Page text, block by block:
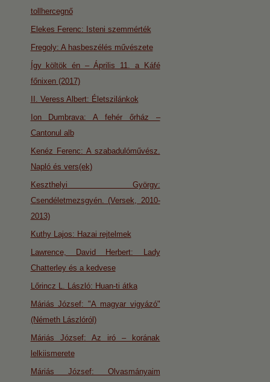
tollhercegnő
Elekes Ferenc: Isteni szemmérték
Fregoly: A hasbeszélés művészete
Így költök én – Április 11. a Káfé
főnixen (2017)
II. Veress Albert: Életszilánkok
Ion Dumbrava: A fehér őrház –
Cantonul alb
Kenéz Ferenc: A szabadulóművész.
Napló és vers(ek)
Keszthelyi György:
Csendéletmezsgyén. (Versek, 2010-
2013)
Kuthy Lajos: Hazai rejtelmek
Lawrence, David Herbert: Lady
Chatterley és a kedvese
Lőrincz L. László: Huan-ti átka
Máriás József: "A magyar vigyázó"
(Németh Lászlóról)
Máriás József: Az iró – korának
lelkiismerete
Máriás József: Olvasmányaim